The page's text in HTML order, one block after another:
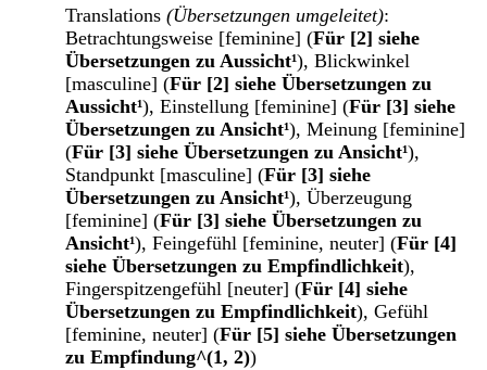
Translations (Übersetzungen umgeleitet):
Betrachtungsweise [feminine] (Für [2] siehe
Übersetzungen zu Aussicht¹), Blickwinkel
[masculine] (Für [2] siehe Übersetzungen zu
Aussicht¹), Einstellung [feminine] (Für [3] siehe
Übersetzungen zu Ansicht¹), Meinung [feminine]
(Für [3] siehe Übersetzungen zu Ansicht¹),
Standpunkt [masculine] (Für [3] siehe
Übersetzungen zu Ansicht¹), Überzeugung
[feminine] (Für [3] siehe Übersetzungen zu
Ansicht¹), Feingefühl [feminine, neuter] (Für [4]
siehe Übersetzungen zu Empfindlichkeit),
Fingerspitzengefühl [neuter] (Für [4] siehe
Übersetzungen zu Empfindlichkeit), Gefühl
[feminine, neuter] (Für [5] siehe Übersetzungen
zu Empfindung^(1, 2))